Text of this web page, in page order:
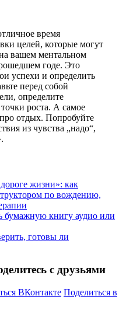
время
целей, которые могут
вашем ментальном
годе. Это
успехи и определить
перед собой
определите
роста. А самое
отдых. Попробуйте
из чувства „надо“,
жизни»: как
по вождению,
бумажную книгу аудио или
готовы ли
с друзьями
ВКонтакте Поделиться в